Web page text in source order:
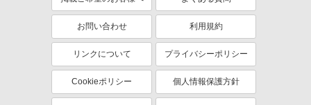
ミドル（40代～）活躍中
週2～3日勤務OK
深夜
社会保険あり
お問い合わせ 利用規約
リンクについて プライバシーポリシー
Cookieポリシー 個人情報保護方針